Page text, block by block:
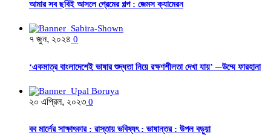
আমার সব ছবিই আসলে প্রেমের গল্প : জেমস ক্যামেরন
৭ জুন, ২০২৪ 0
‘একমাত্র বাংলাদেশেই ভাষার শুদ্ধতা নিয়ে রক্ষণশীলতা দেখা যায়’ ─উম্মে ফারহানা
২০ এপ্রিল, ২০২৩ 0
বব মার্লের সাক্ষাৎকার : রাস্তায় ভবিষ্যৎ : ভাষান্তর : উপল বড়ুয়া